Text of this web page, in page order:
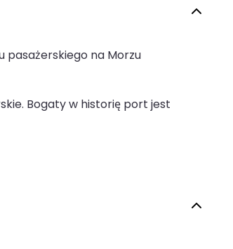
pasażerskiego na Morzu
Bogaty w historię port jest